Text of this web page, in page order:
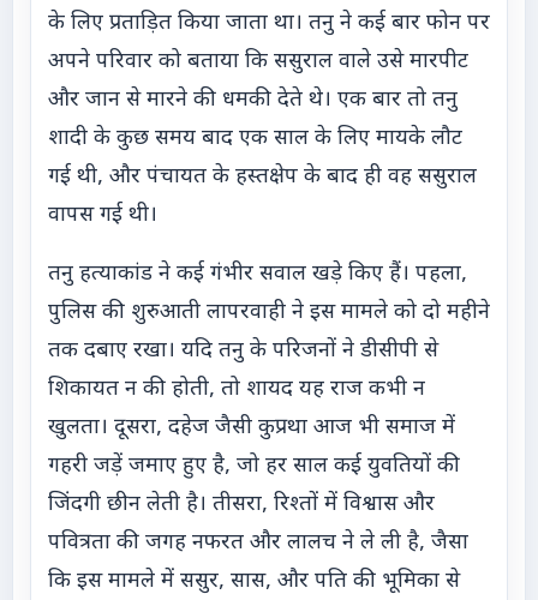
के लिए प्रताड़ित किया जाता था। तनु ने कई बार फोन पर
अपने परिवार को बताया कि ससुराल वाले उसे मारपीट
और जान से मारने की धमकी देते थे। एक बार तो तनु
शादी के कुछ समय बाद एक साल के लिए मायके लौट
गई थी, और पंचायत के हस्तक्षेप के बाद ही वह ससुराल
वापस गई थी।
तनु हत्याकांड ने कई गंभीर सवाल खड़े किए हैं। पहला,
पुलिस की शुरुआती लापरवाही ने इस मामले को दो महीने
तक दबाए रखा। यदि तनु के परिजनों ने डीसीपी से
शिकायत न की होती, तो शायद यह राज कभी न
खुलता। दूसरा, दहेज जैसी कुप्रथा आज भी समाज में
गहरी जड़ें जमाए हुए है, जो हर साल कई युवतियों की
जिंदगी छीन लेती है। तीसरा, रिश्तों में विश्वास और
पवित्रता की जगह नफरत और लालच ने ले ली है, जैसा
कि इस मामले में ससुर, सास, और पति की भूमिका से